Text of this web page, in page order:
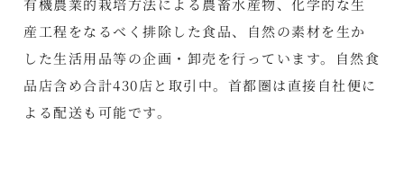
有機農業的栽培方法による農畜水産物、化学的な生
産工程をなるべく排除した食品、自然の素材を生か
した生活用品等の企画・卸売を行っています。自然食
品店含め合計430店と取引中。首都圏は直接自社便に
よる配送も可能です。​